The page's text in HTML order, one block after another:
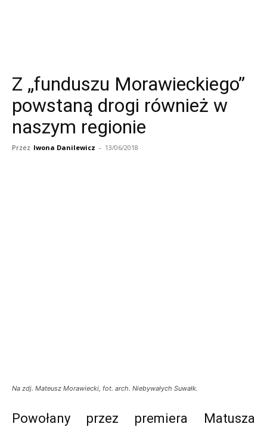
Z „funduszu Morawieckiego”
powstaną drogi również w
naszym regionie
Przez Iwona Danilewicz - 13/06/2018
Na zdj. Mateusz Morawiecki, fot. arch. Niebywałych Suwałk.
Powołany przez premiera Matusza